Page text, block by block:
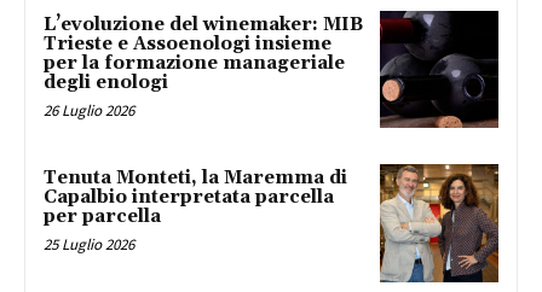
L’evoluzione del winemaker: MIB
Trieste e Assoenologi insieme
per la formazione manageriale
degli enologi
26 Luglio 2026
Tenuta Monteti, la Maremma di
Capalbio interpretata parcella
per parcella
25 Luglio 2026